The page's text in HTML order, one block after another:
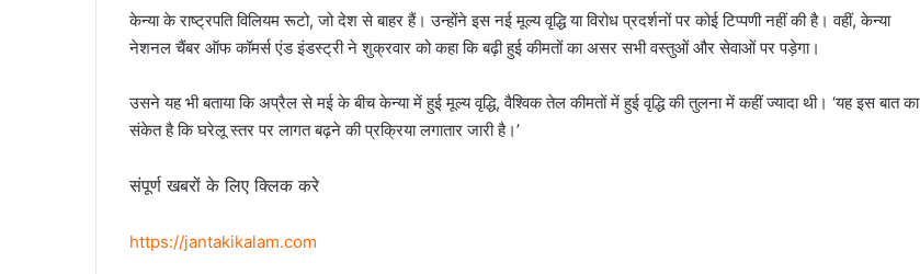
केन्या के राष्ट्रपति विलियम रूटो, जो देश से बाहर हैं। उन्होंने इस नई मूल्य वृद्धि या विरोध प्रदर्शनों पर कोई टिप्पणी नहीं की है। वहीं, केन्या
नेशनल चैंबर ऑफ कॉमर्स एंड इंडस्ट्री ने शुक्रवार को कहा कि बढ़ी हुई कीमतों का असर सभी वस्तुओं और सेवाओं पर पड़ेगा।
उसने यह भी बताया कि अप्रैल से मई के बीच केन्या में हुई मूल्य वृद्धि, वैश्विक तेल कीमतों में हुई वृद्धि की तुलना में कहीं ज्यादा थी। ‘यह इस बात का
संकेत है कि घरेलू स्तर पर लागत बढ़ने की प्रक्रिया लगातार जारी है।’
संपूर्ण खबरों के लिए क्लिक करे
https://jantakikalam.com